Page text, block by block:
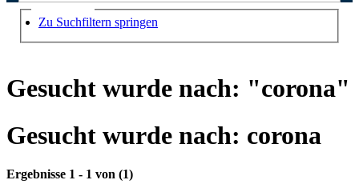
Suchen
Zu Suchfiltern springen
Gesucht wurde nach: "corona"
Gesucht wurde nach: corona
Ergebnisse 1 - 1 von (1)